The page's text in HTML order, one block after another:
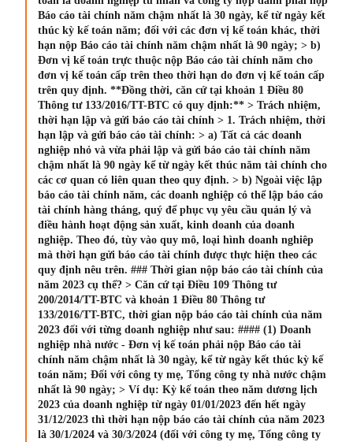
Báo cáo tài chính năm chậm nhất là 30 ngày, kể từ ngày kết
thúc kỳ kế toán năm; đối với các đơn vị kế toán khác, thời
hạn nộp Báo cáo tài chính năm chậm nhất là 90 ngày; > b)
Đơn vị kế toán trực thuộc nộp Báo cáo tài chính năm cho
đơn vị kế toán cấp trên theo thời hạn do đơn vị kế toán cấp
trên quy định. **Đồng thời, căn cứ tại khoản 1 Điều 80
Thông tư 133/2016/TT-BTC có quy định:** > Trách nhiệm,
thời hạn lập và gửi báo cáo tài chính > 1. Trách nhiệm, thời
hạn lập và gửi báo cáo tài chính: > a) Tất cả các doanh
nghiệp nhỏ và vừa phải lập và gửi báo cáo tài chính năm
chậm nhất là 90 ngày kể từ ngày kết thúc năm tài chính cho
các cơ quan có liên quan theo quy định. > b) Ngoài việc lập
báo cáo tài chính năm, các doanh nghiệp có thể lập báo cáo
tài chính hàng tháng, quý để phục vụ yêu cầu quản lý và
điều hành hoạt động sản xuất, kinh doanh của doanh
nghiệp. Theo đó, tùy vào quy mô, loại hình doanh nghiêp
mà thời hạn gửi báo cáo tài chính được thực hiện theo các
quy định nêu trên. ### Thời gian nộp báo cáo tài chính của
năm 2023 cụ thể? > Căn cứ tại Điều 109 Thông tư
200/2014/TT-BTC và khoản 1 Điều 80 Thông tư
133/2016/TT-BTC, thời gian nộp báo cáo tài chính của năm
2023 đối với từng doanh nghiệp như sau: #### (1) Doanh
nghiệp nhà nước - Đơn vị kế toán phải nộp Báo cáo tài
chính năm chậm nhất là 30 ngày, kể từ ngày kết thúc kỳ kế
toán năm; Đối với công ty mẹ, Tổng công ty nhà nước chậm
nhất là 90 ngày; > Ví dụ: Kỳ kế toán theo năm dương lịch
2023 của doanh nghiệp từ ngày 01/01/2023 đến hết ngày
31/12/2023 thì thời hạn nộp báo cáo tài chính của năm 2023
là 30/1/2024 và 30/3/2024 (đối với công ty mẹ, Tổng công ty